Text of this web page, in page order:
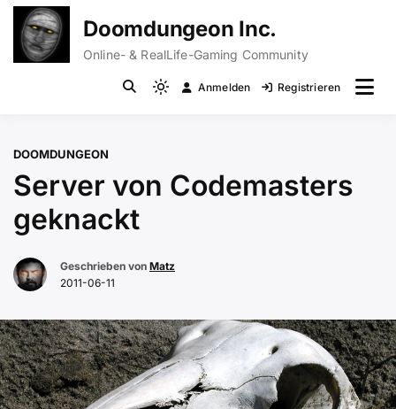
Zum
Inhalt
springen
Doomdungeon Inc.
Online- & RealLife-Gaming Community
Light
switch
Anmelden Registrieren
DOOMDUNGEON
Server von Codemasters
geknackt
Geschrieben von Matz
2011-06-11